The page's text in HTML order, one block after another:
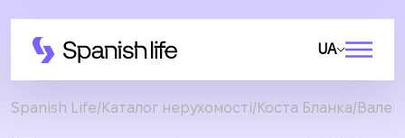
UA
Spanish Life Каталог нерухомості Коста Бланка